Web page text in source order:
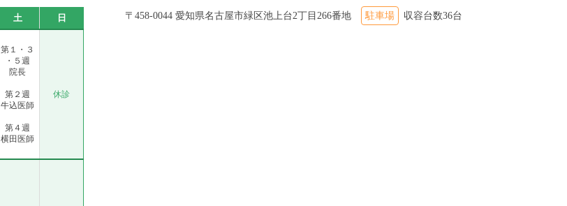
土 日
第１・３
・５週
院長
第２週
牛込医師
第４週
横田医師
休診
〒458-0044 愛知県名古屋市緑区池上台2丁目266番地 駐車場 収容台数36台